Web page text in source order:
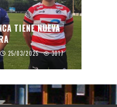
TIENE NUEVA
25/03/2025 3017